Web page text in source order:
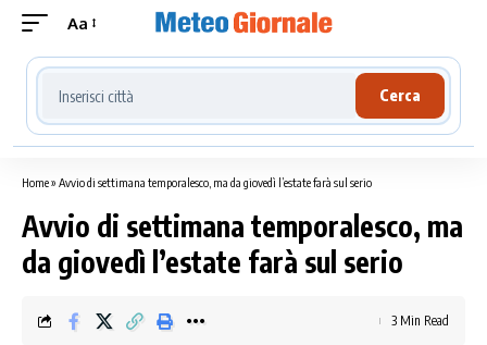
Aa
Cerca località meteo
Cerca
Home» Avvio di settimana temporalesco, ma da giovedì l’estate farà sul serio
Avvio di settimana temporalesco, ma
da giovedì l’estate farà sul serio
3 Min Read